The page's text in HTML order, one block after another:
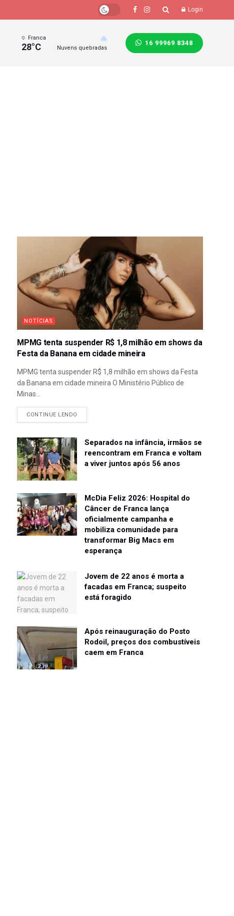
Login
Franca
28°C Nuvens quebradas
16 99969 8348
NOTÍCIAS
MPMG tenta suspender R$ 1,8 milhão em shows da
Festa da Banana em cidade mineira
MPMG tenta suspender R$ 1,8 milhão em shows da Festa
da Banana em cidade mineira O Ministério Público de
Minas...
CONTINUE LENDO
Separados na infância, irmãos se
reencontram em Franca e voltam
a viver juntos após 56 anos
McDia Feliz 2026: Hospital do
Câncer de Franca lança
oficialmente campanha e
mobiliza comunidade para
transformar Big Macs em
esperança
Jovem de 22 anos é morta a
facadas em Franca; suspeito
está foragido
Após reinauguração do Posto
Rodoil, preços dos combustíveis
caem em Franca